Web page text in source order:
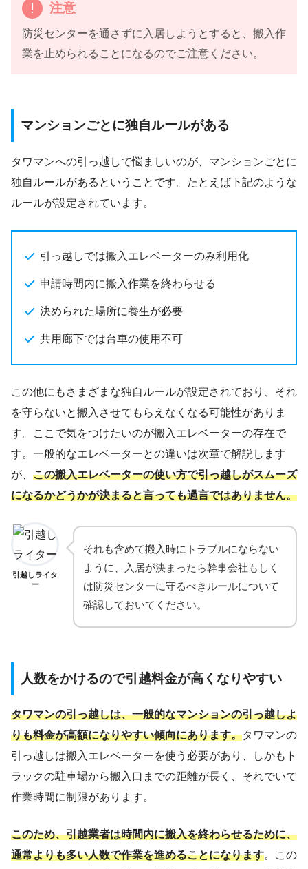
注意
防災センターを通さずに入居しようとすると、搬入作
業を止められることになるのでご注意ください。
マンションごとに独自ルールがある
タワマンへの引っ越しで悩ましいのが、マンションごとに
独自ルールがあるということです。たとえば下記のような
ルールが設定されています。
引っ越しでは搬入エレベーターのみ利用化
申請時間内に搬入作業を終わらせる
決められた場所に養生が必要
共用廊下では台車の使用不可
この他にもさまざまな独自ルールが設定されており、それ
を守らないと搬入させてもらえなくなる可能性がありま
す。ここで気をつけたいのが搬入エレベーターの存在で
す。一般的なエレベーターとの違いは次章で解説します
が、 この搬入エレベーターの使い方で引っ越しがスムーズ
になるかどうかが決まると言っても過言ではありません。
引越しライタ
ー
それも含めて搬入時にトラブルにならない
ように、入居が決まったら幹事会社もしく
は防災センターに守るべきルールについて
確認しておいてください。
人数をかけるので引越料金が高くなりやすい
タワマンの引っ越しは、一般的なマンションの引っ越しよ
りも料金が高額になりやすい傾向にあります。タワマンの
引っ越しは搬入エレベーターを使う必要があり、しかもト
ラックの駐車場から搬入口までの距離が長く、それでいて
作業時間に制限があります。
このため、引越業者は時間内に搬入を終わらせるために、
通常よりも多い人数で作業を進めることになります。この